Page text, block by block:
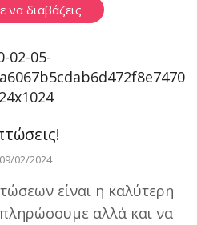
να διαβάζεις
09/02/2024
είναι η καλύτερη
αλλά και να